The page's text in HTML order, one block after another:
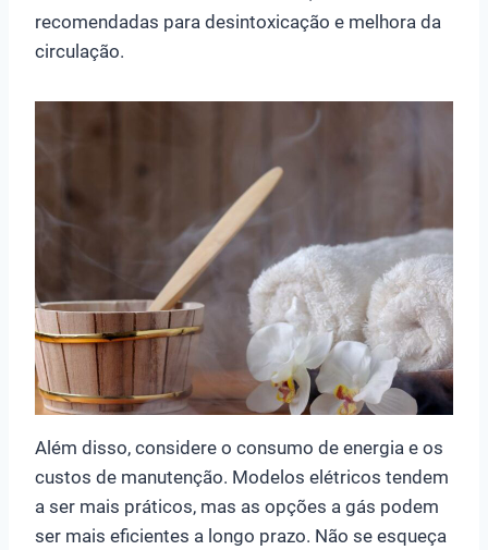
recomendadas para desintoxicação e melhora da
circulação.
Além disso, considere o consumo de energia e os
custos de manutenção. Modelos elétricos tendem
a ser mais práticos, mas as opções a gás podem
ser mais eficientes a longo prazo. Não se esqueça